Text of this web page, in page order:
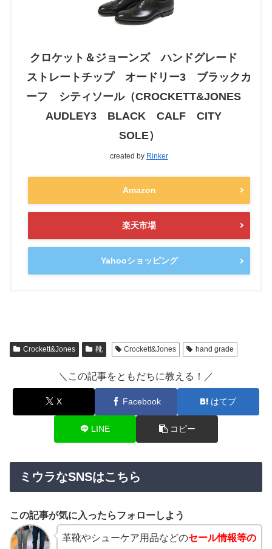
クロケット＆ジョーンズ ハンドグレード
ストレートチップ オードリー3 ブラックカ
ーフ シティソール（CROCKETT&JONES
AUDLEY3 BLACK CALF CITY
SOLE）
created by Rinker
Amazon
楽天市場
Yahooショッピング
Crockett&Jones 靴 Crockett&Jones hand grade
＼この記事をともだちに教える！／
X Facebook はてブ
LINE コピー
ミウラなSNSはこちら
この記事が気に入ったらフォローしよう
革靴やシューケア用品などのセール情報等の